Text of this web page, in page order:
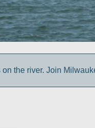
on the river. Join